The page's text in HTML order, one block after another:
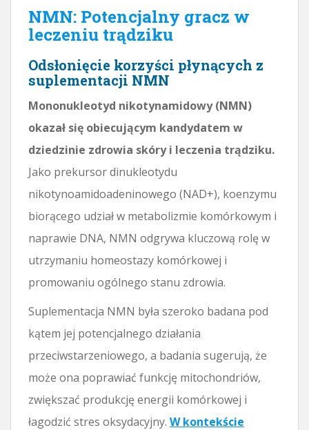
NMN: Potencjalny gracz w
leczeniu trądziku
Odsłonięcie korzyści płynących z
suplementacji NMN
Mononukleotyd nikotynamidowy (NMN)
okazał się obiecującym kandydatem w
dziedzinie zdrowia skóry i leczenia trądziku.
Jako prekursor dinukleotydu
nikotynoamidoadeninowego (NAD+), koenzymu
biorącego udział w metabolizmie komórkowym i
naprawie DNA, NMN odgrywa kluczową rolę w
utrzymaniu homeostazy komórkowej i
promowaniu ogólnego stanu zdrowia.
Suplementacja NMN była szeroko badana pod
kątem jej potencjalnego działania
przeciwstarzeniowego, a badania sugerują, że
może ona poprawiać funkcję mitochondriów,
zwiększać produkcję energii komórkowej i
łagodzić stres oksydacyjny. W kontekście